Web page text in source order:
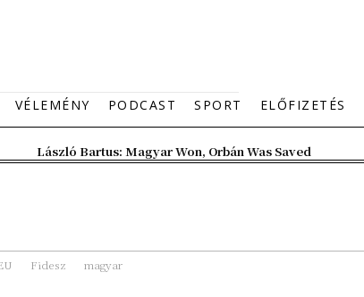
VÉLEMÉNY PODCAST SPORT ELŐFIZETÉS
László Bartus: Magyar Won, Orbán Was Saved
Fidesz magyar